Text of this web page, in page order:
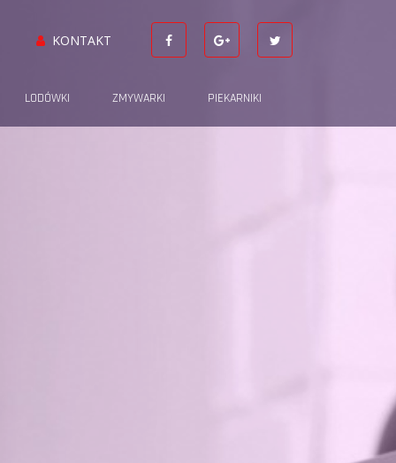
KONTAKT
LODÓWKI ZMYWARKI PIEKARNIKI